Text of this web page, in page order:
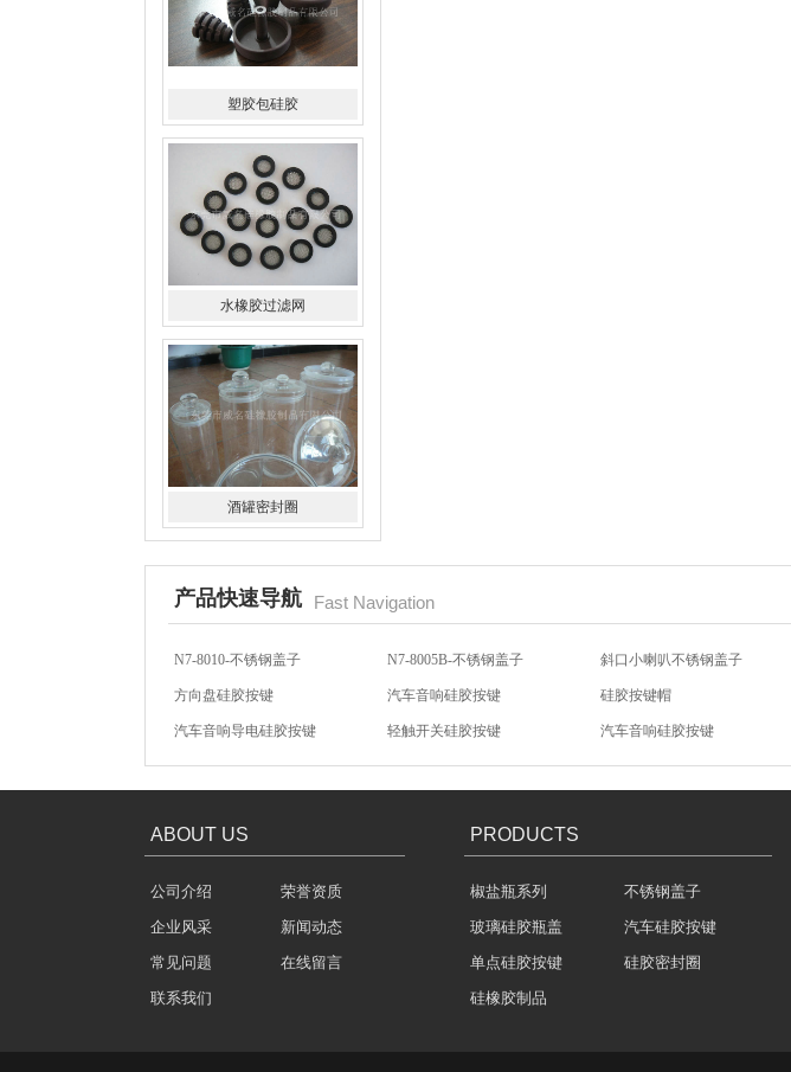
塑胶包硅胶
水橡胶过滤网
酒罐密封圈
产品快速导航 Fast Navigation
N7-8010-不锈钢盖子 N7-8005B-不锈钢盖子 斜口小喇叭不锈钢盖子
方向盘硅胶按键 汽车音响硅胶按键 硅胶按键帽
汽车音响导电硅胶按键 轻触开关硅胶按键 汽车音响硅胶按键
N7-8059-不锈钢盖子 N7-8031-不锈钢盖子 N7-8027-不锈钢盖子
ABOUT US
公司介绍
荣誉资质
企业风采
新闻动态
常见问题
在线留言
联系我们
PRODUCTS
椒盐瓶系列
不锈钢盖子
玻璃硅胶瓶盖
汽车硅胶按键
单点硅胶按键
硅胶密封圈
硅橡胶制品